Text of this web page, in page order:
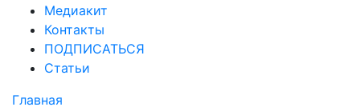
Медиакит
Контакты
ПОДПИСАТЬСЯ
Статьи
Главная